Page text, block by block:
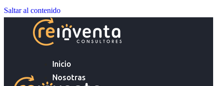
Saltar al contenido
Inicio
Nosotras